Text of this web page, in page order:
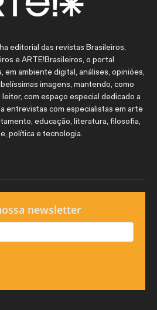
editorial das revistas Brasileiros,
e ARTE!Brasileiros, o portal
em ambiente digital, análises, opiniões,
imagens, mantendo, como
com espaço especial dedicado a
entrevistas com especialistas em arte
educação, literatura, filosofia,
política e tecnologia.
newsletter